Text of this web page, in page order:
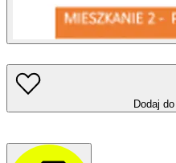
Dodaj